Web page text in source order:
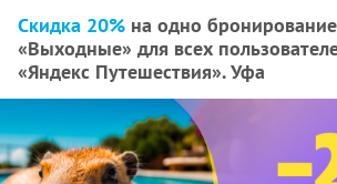
Скидка 20% на одно
«Выходные» для всех
«Яндекс Путешествия». Уфа